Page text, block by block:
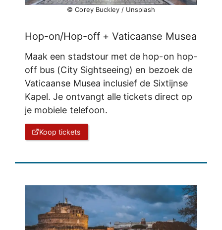
© Corey Buckley / Unsplash
Hop-on/Hop-off + Vaticaanse Musea
Maak een stadstour met de hop-on hop-
off bus (City Sightseeing) en bezoek de
Vaticaanse Musea inclusief de Sixtijnse
Kapel. Je ontvangt alle tickets direct op
je mobiele telefoon.
Koop tickets